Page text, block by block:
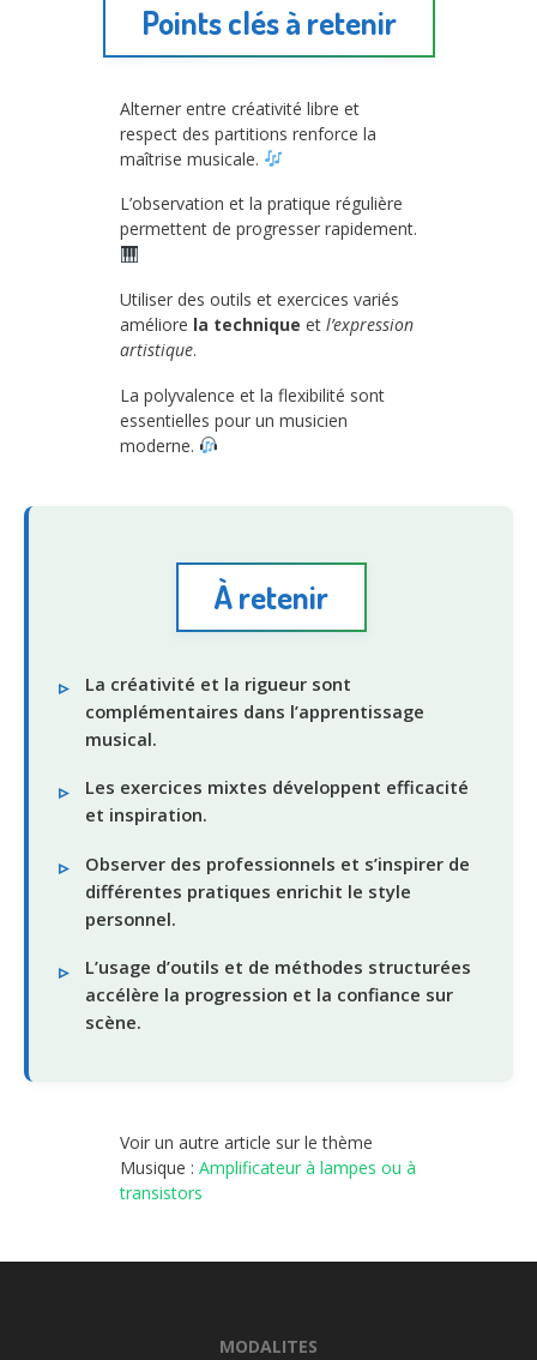
Points clés à retenir
Alterner entre créativité libre et
respect des partitions renforce la
maîtrise musicale.
L’observation et la pratique régulière
permettent de progresser rapidement.
Utiliser des outils et exercices variés
améliore la technique et l’expression
artistique.
La polyvalence et la flexibilité sont
essentielles pour un musicien
moderne.
À retenir
La créativité et la rigueur sont
complémentaires dans l’apprentissage
musical.
Les exercices mixtes développent efficacité
et inspiration.
Observer des professionnels et s’inspirer de
différentes pratiques enrichit le style
personnel.
L’usage d’outils et de méthodes structurées
accélère la progression et la confiance sur
scène.
Voir un autre article sur le thème
Musique : Amplificateur à lampes ou à
transistors
MODALITES